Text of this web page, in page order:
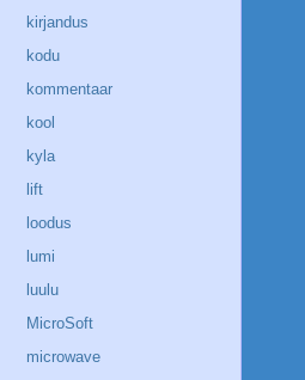
kirjandus
kodu
kommentaar
kool
kyla
lift
loodus
lumi
luulu
MicroSoft
microwave